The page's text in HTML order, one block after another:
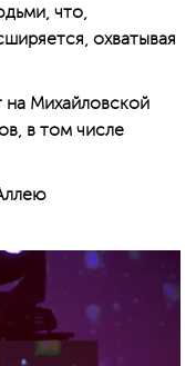
что,
охватывая
на Михайловской
в том числе